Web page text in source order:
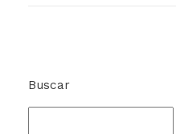
Buscar